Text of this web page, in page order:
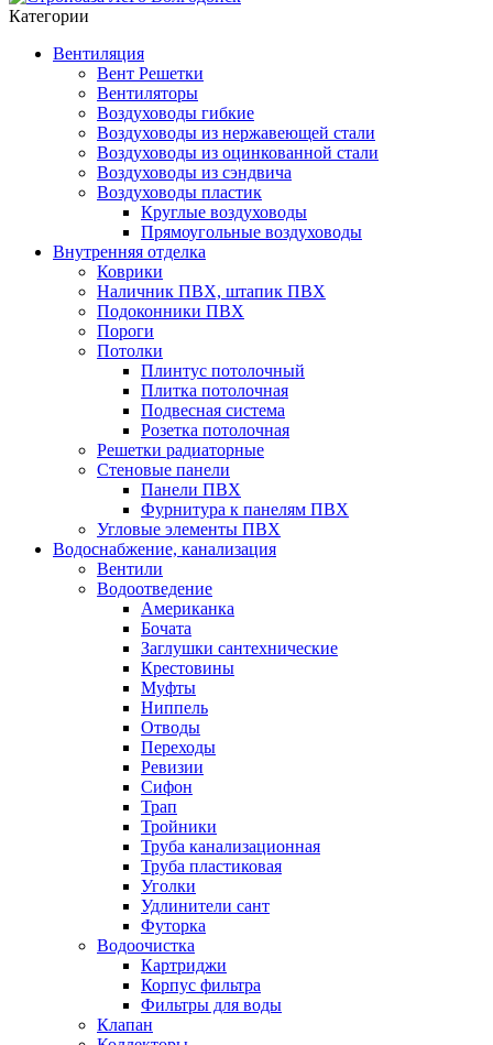
Категории
Вентиляция
Вент Решетки
Вентиляторы
Воздуховоды гибкие
Воздуховоды из нержавеющей стали
Воздуховоды из оцинкованной стали
Воздуховоды из сэндвича
Воздуховоды пластик
Круглые воздуховоды
Прямоугольные воздуховоды
Внутренняя отделка
Коврики
Наличник ПВХ, штапик ПВХ
Подоконники ПВХ
Пороги
Потолки
Плинтус потолочный
Плитка потолочная
Подвесная система
Розетка потолочная
Решетки радиаторные
Стеновые панели
Панели ПВХ
Фурнитура к панелям ПВХ
Угловые элементы ПВХ
Водоснабжение, канализация
Вентили
Водоотведение
Американка
Бочата
Заглушки сантехнические
Крестовины
Муфты
Ниппель
Отводы
Переходы
Ревизии
Сифон
Трап
Тройники
Труба канализационная
Труба пластиковая
Уголки
Удлинители сант
Футорка
Водоочистка
Картриджи
Корпус фильтра
Фильтры для воды
Клапан